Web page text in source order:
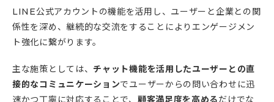
LINE公式アカウントの機能を活用し、ユーザーと企業との関
係性を深め、継続的な交流をすることによりエンゲージメン
ト強化に繋がります。
主な施策としては、 チャット機能を活用したユーザーとの直
接的なコミュニケーションでユーザーからの問い合わせに迅
速かつ丁寧に対応することで、 顧客満足度を高めるだけでな